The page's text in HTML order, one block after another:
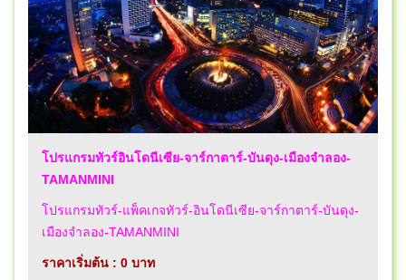
โปรแกรมทัวร์อินโดนีเซีย-จาร์กาตาร์-บันดุง-เมืองจำลอง-
TAMANMINI
โปรแกรมทัวร์-แพ็คเกจทัวร์-อินโดนีเซีย-จาร์กาตาร์-บันดุง-
เมืองจำลอง-TAMANMINI
ราคาเริ่มต้น : 0 บาท